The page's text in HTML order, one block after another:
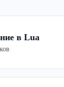
в Lua